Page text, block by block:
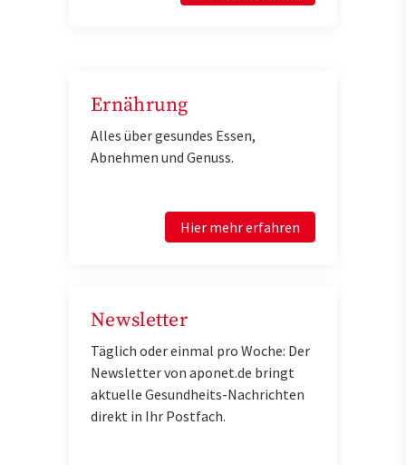
Ernährung
Alles über gesundes Essen,
Abnehmen und Genuss.
Hier mehr erfahren
Newsletter
Täglich oder einmal pro Woche: Der
Newsletter von aponet.de bringt
aktuelle Gesundheits-Nachrichten
direkt in Ihr Postfach.